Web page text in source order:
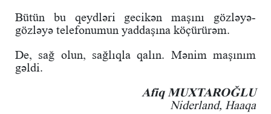
Bütün bu qeydləri gecikən maşını gözləyə-
gözləyə telefonumun yaddaşına köçürürəm.
De, sağ olun, sağlıqla qalın. Mənim maşınım
gəldi.
Afiq MUXTAROĞLU
Niderland, Haaqa